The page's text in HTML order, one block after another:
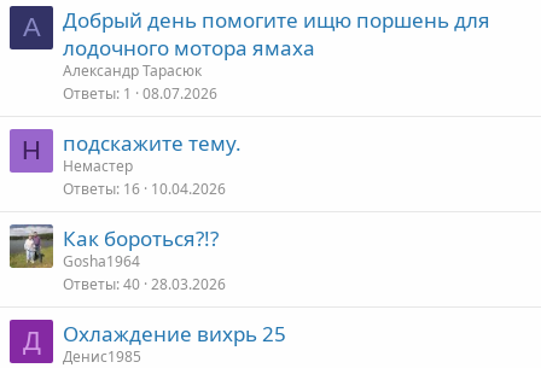
А
Добрый день помогите ищю поршень для
лодочного мотора ямаха
Александр Тарасюк
Ответы 1 08.07.2026
Н подскажите тему.
Немастер
Ответы 16 10.04.2026
Как бороться?!?
Gosha1964
Ответы 40 28.03.2026
Д Охлаждение вихрь 25
Денис1985